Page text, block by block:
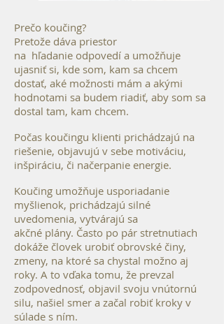
Prečo koučing?
Pretože dáva priestor
na hľadanie odpovedí a umožňuje
ujasniť si, kde som, kam sa chcem
dostať, aké možnosti mám a akými
hodnotami sa budem riadiť, aby som sa
dostal tam, kam chcem.
Počas koučingu klienti prichádzajú na
riešenie, objavujú v sebe motiváciu,
inšpiráciu, či načerpanie energie.
Koučing umožňuje usporiadanie
myšlienok, prichádzajú silné
uvedomenia, vytvárajú sa
akčné plány. Často po pár stretnutiach
dokáže človek urobiť obrovské činy,
zmeny, na ktoré sa chystal možno aj
roky. A to vďaka tomu, že prevzal
zodpovednosť, objavil svoju vnútornú
silu, našiel smer a začal robiť kroky v
súlade s ním.